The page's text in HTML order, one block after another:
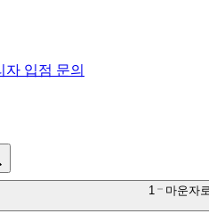
자 입점 문의
1 마운자